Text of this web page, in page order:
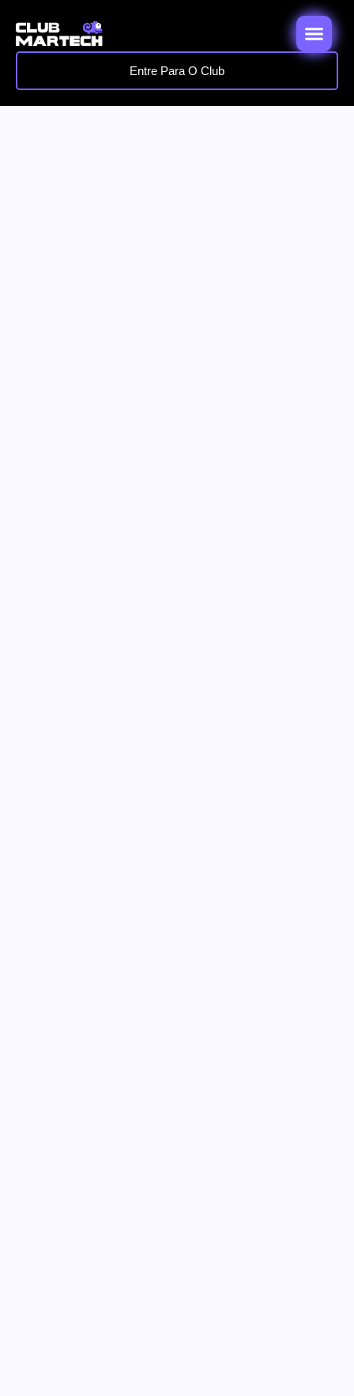
Entre Para O Club